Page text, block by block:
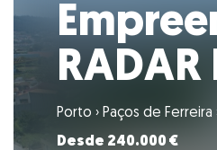
RADAR
Porto › Paços de Ferreira
Desde 240.000 €